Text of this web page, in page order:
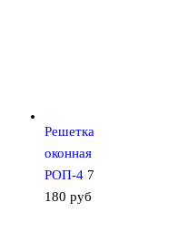
Решетка
оконная
РОП-4 7
180 руб